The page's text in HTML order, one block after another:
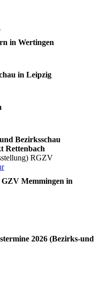
in Wertingen
in Leipzig
Bezirksschau
Rettenbach
RGZV
Memmingen in
2026 (Bezirks-und